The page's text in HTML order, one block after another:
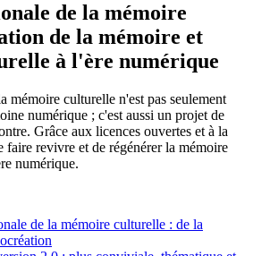
de la mémoire
de la mémoire et
à l'ère numérique
mémoire culturelle n'est pas seulement
numérique ; c'est aussi un projet de
Grâce aux licences ouvertes et à la
faire revivre et de régénérer la mémoire
numérique.
de la mémoire culturelle : de la